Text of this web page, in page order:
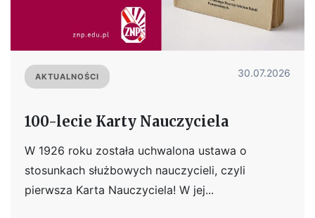
AKTUALNOŚCI 30.07.2026
100-lecie Karty Nauczyciela
W 1926 roku została uchwalona ustawa o
stosunkach służbowych nauczycieli, czyli
pierwsza Karta Nauczyciela! W jej...